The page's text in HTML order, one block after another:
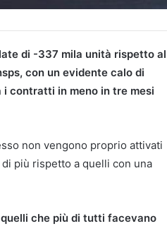
di -337 mila unità rispetto al
con un evidente calo di
contratti in meno in tre mesi
non vengono proprio attivati
più rispetto a quelli con una
che più di tutti facevano